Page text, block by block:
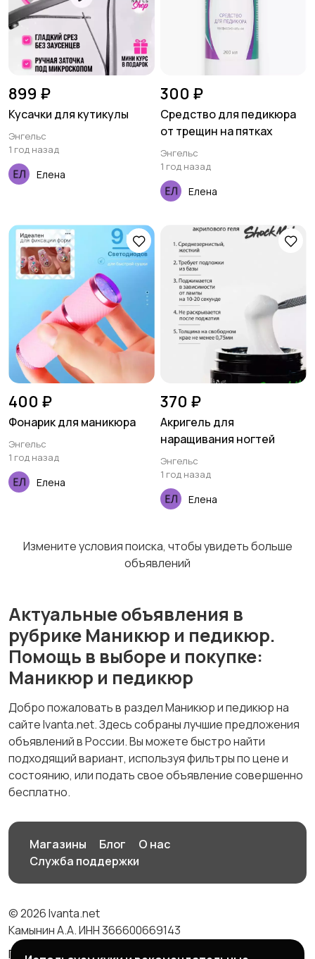
899 ₽
Кусачки для кутикулы
Энгельс
1 год назад
Елена
300 ₽
Средство для педикюра
от трещин на пятках
Энгельс
1 год назад
Елена
400 ₽
Фонарик для маникюра
Энгельс
1 год назад
Елена
370 ₽
Акригель для
наращивания ногтей
Энгельс
1 год назад
Елена
Измените условия поиска, чтобы увидеть больше
объявлений
Актуальные объявления в
рубрике Маникюр и педикюр.
Помощь в выборе и покупке:
Маникюр и педикюр
Добро пожаловать в раздел Маникюр и педикюр на
сайте Ivanta.net. Здесь собраны лучшие предложения
объявлений в России. Вы можете быстро найти
подходящий вариант, используя фильтры по цене и
состоянию, или подать свое объявление совершенно
бесплатно.
Магазины Блог
О нас
Служба поддержки
© 2026 Ivanta.net
Камынин А.А. ИНН 366600669143
Правила сервиса
Политика конфиденциальности